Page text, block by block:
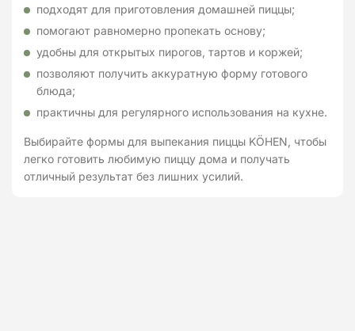
подходят для приготовления домашней пиццы;
помогают равномерно пропекать основу;
удобны для открытых пирогов, тартов и коржей;
позволяют получить аккуратную форму готового
блюда;
практичны для регулярного использования на кухне.
Выбирайте формы для выпекания пиццы KÖHEN, чтобы
легко готовить любимую пиццу дома и получать
отличный результат без лишних усилий.